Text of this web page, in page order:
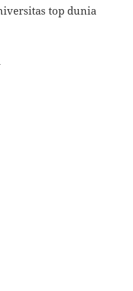
top dunia